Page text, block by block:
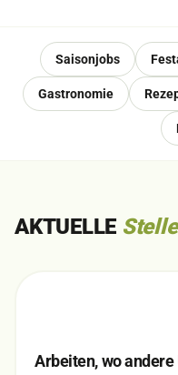
Saisonjobs
Gastronomie
AKTUELLE